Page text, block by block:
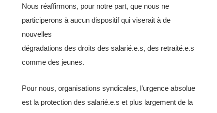
Nous réaffirmons, pour notre part, que nous ne
participerons à aucun dispositif qui viserait à de
nouvelles
dégradations des droits des salarié.e.s, des retraité.e.s
comme des jeunes.
Pour nous, organisations syndicales, l’urgence absolue
est la protection des salarié.e.s et plus largement de la